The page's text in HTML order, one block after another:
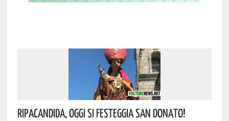
Ripacandida, Oggi Si Festeggia San Donato!